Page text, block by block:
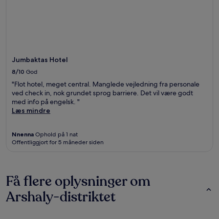
Jumbaktas Hotel
8/10 God
"Flot hotel, meget central. Manglede vejledning fra personale
ved check in, nok grundet sprog barriere. Det vil være godt
med info på engelsk. "
Læs mindre
Nnenna Ophold på 1 nat
Offentliggjort for 5 måneder siden
Få flere oplysninger om
Arshaly-distriktet